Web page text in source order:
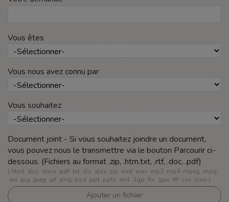
Vous êtes
Vous nous avez connu par
Vous souhaitez
Document joint - Si vous souhaitez joindre un document,
vous pouvez nous le transmettre via le bouton Parcourir ci-
dessous. (Fichiers au format .zip, .htm.txt, .rtf, .doc, .pdf)
( html doc docx pdf txt xls xlsx zip mid wav mp3 mp4 mpeg mpg
avi jpg jpeg gif png psd ppt pptx xml 3gp flv gpx ttf csv json )
Ajouter un fichier